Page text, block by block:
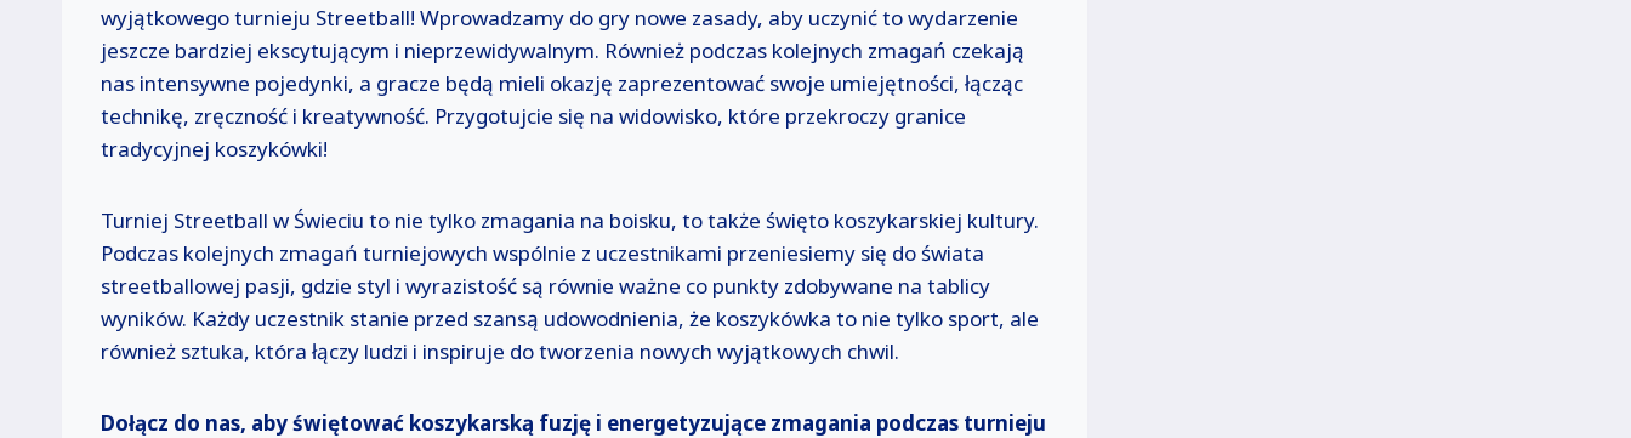
wyjątkowego turnieju Streetball! Wprowadzamy do gry nowe zasady, aby uczynić to wydarzenie
jeszcze bardziej ekscytującym i nieprzewidywalnym. Również podczas kolejnych zmagań czekają
nas intensywne pojedynki, a gracze będą mieli okazję zaprezentować swoje umiejętności, łącząc
technikę, zręczność i kreatywność. Przygotujcie się na widowisko, które przekroczy granice
tradycyjnej koszykówki!
Turniej Streetball w Świeciu to nie tylko zmagania na boisku, to także święto koszykarskiej kultury.
Podczas kolejnych zmagań turniejowych wspólnie z uczestnikami przeniesiemy się do świata
streetballowej pasji, gdzie styl i wyrazistość są równie ważne co punkty zdobywane na tablicy
wyników. Każdy uczestnik stanie przed szansą udowodnienia, że koszykówka to nie tylko sport, ale
również sztuka, która łączy ludzi i inspiruje do tworzenia nowych wyjątkowych chwil.
Dołącz do nas, aby świętować koszykarską fuzję i energetyzujące zmagania podczas turnieju